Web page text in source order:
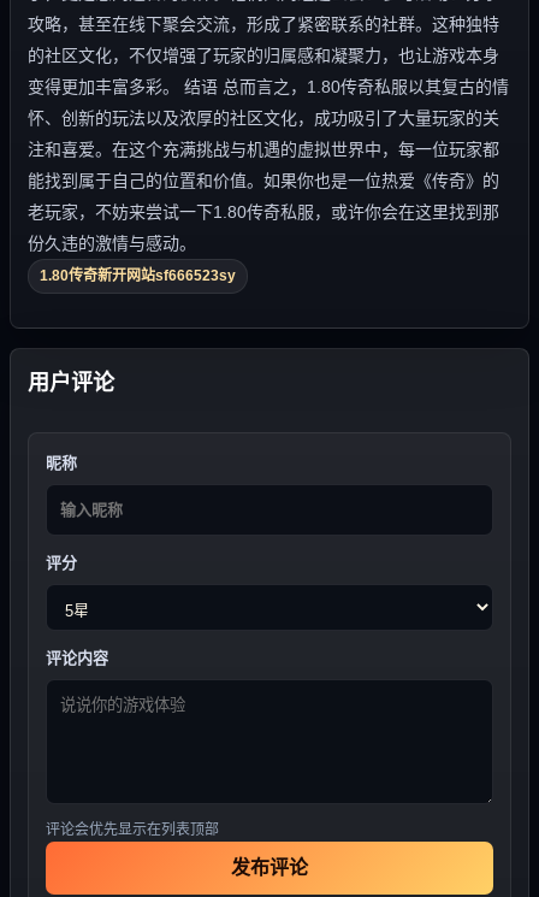
攻略，甚至在线下聚会交流，形成了紧密联系的社群。这种独特
的社区文化，不仅增强了玩家的归属感和凝聚力，也让游戏本身
变得更加丰富多彩。 结语 总而言之，1.80传奇私服以其复古的情
怀、创新的玩法以及浓厚的社区文化，成功吸引了大量玩家的关
注和喜爱。在这个充满挑战与机遇的虚拟世界中，每一位玩家都
能找到属于自己的位置和价值。如果你也是一位热爱《传奇》的
老玩家，不妨来尝试一下1.80传奇私服，或许你会在这里找到那
份久违的激情与感动。
1.80传奇新开网站sf666523sy
用户评论
昵称
评分
评论内容
评论会优先显示在列表顶部
发布评论